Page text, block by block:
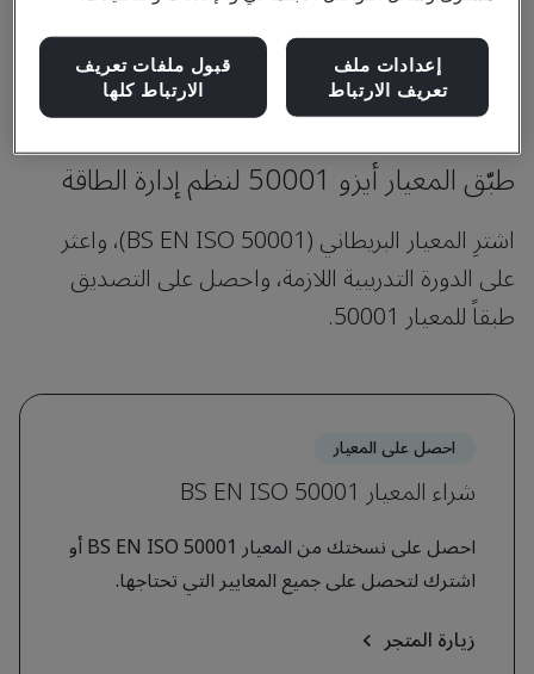
واستشراف المستقبل.
طبّق المعيار أيزو 50001 لنظم إدارة الطاقة
اشترِ المعيار البريطاني (BS EN ISO 50001)، واعثر
على الدورة التدريبية اللازمة، واحصل على التصديق
طبقاً للمعيار 50001.
احصل على المعيار
شراء المعيار BS EN ISO 50001
احصل على نسختك من المعيار BS EN ISO 50001 أو
اشترك لتحصل على جميع المعايير التي تحتاجها.
زيارة المتجر
إعدادات ملف
تعريف الارتباط
قبول ملفات تعريف
الارتباط كلها